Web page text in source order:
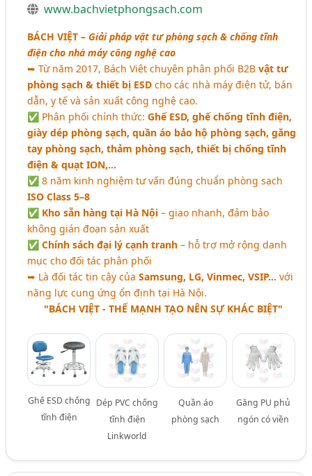
Sơn Tĩnh Điện (221)
Sơn Tĩnh Điện - Dịch Vụ Sơn Tĩnh Điện Kim Loại (207)
Dây Thun Phòng Sạch (Dây Thun TPU, Dây Thun EDS,..)
(22)
Vải Bảo Hộ Chuyên Dụng (Vải Chống Cháy, Chống Tĩnh
Điện, Chống Thấm, Dầu,.) (20)
www.bachvietphongsach.com
BÁCH VIỆT –Giải pháp vật tư phòng sạch & chống tĩnh
điện cho nhà máy công nghệ cao
➥ Từ năm 2017, Bách Việt chuyên phân phối B2Bvật tư
phòng sạch & thiết bị ESD cho các nhà máy điện tử, bán
dẫn, y tế và sản xuất công nghệ cao.
✅ Phân phối chính thức:Ghế ESD, ghế chống tĩnh điện,
giày dép phòng sạch, quần áo bảo hộ phòng sạch, găng
tay phòng sạch, thảm phòng sạch, thiết bị chống tĩnh
điện & quạt ION,…
✅ 8 năm kinh nghiệm tư vấn đúng chuẩn phòng sạch
ISO Class 5–8
✅ Kho sẵn hàng tại Hà Nội – giao nhanh, đảm bảo
không gián đoạn sản xuất
✅Chính sách đại lý cạnh tranh – hỗ trợ mở rộng danh
mục cho đối tác phân phối
➥ Là đối tác tin cậy củaSamsung, LG, Vinmec, VSIP… với
năng lực cung ứng ổn định tại Hà Nội.
"BÁCH VIỆT - THẾ MẠNH TẠO NÊN SỰ KHÁC BIỆT"
Ghế ESD chống
tĩnh điện
Dép PVC chống
tĩnh điện
Linkworld
Quần áo
phòng sạch
Găng PU phủ
ngón có viền